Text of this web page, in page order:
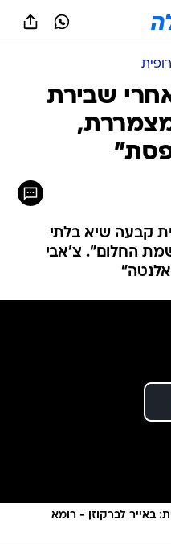
שבירת
קבעה שיא בלתי
החלום". צ'אבי
באייר לברקוזן - רומא